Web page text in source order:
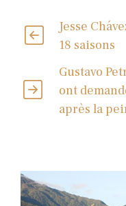
Jesse
18 saisons
Gustavo
ont
après la